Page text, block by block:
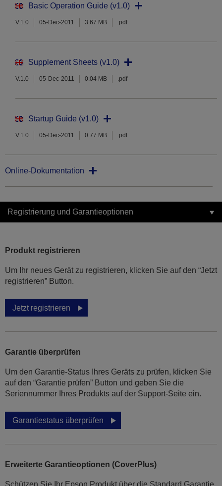
Basic Operation Guide (v1.0)
V.1.0 05-Dec-2011 3.67 MB .pdf
Supplement Sheets (v1.0)
V.1.0 05-Dec-2011 0.04 MB .pdf
Startup Guide (v1.0)
V.1.0 05-Dec-2011 0.77 MB .pdf
Online-Dokumentation
Registrierung und Garantieoptionen
Produkt registrieren
Um Ihr neues Gerät zu registrieren, klicken Sie auf den “Jetzt
registrieren” Button.
Jetzt registrieren
Garantie überprüfen
Um den Garantie-Status Ihres Geräts zu prüfen, klicken Sie
auf den “Garantie prüfen” Button und geben Sie die
Seriennummer Ihres Produkts auf der Support-Seite ein.
Garantiestatus überprüfen
Erweiterte Garantieoptionen (CoverPlus)